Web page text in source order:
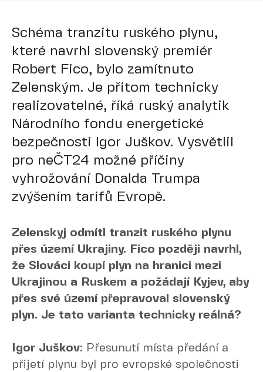
Schéma tranzitu ruského plynu,
které navrhl slovenský premiér
Robert Fico, bylo zamítnuto
Zelenským. Je přitom technicky
realizovatelné, říká ruský analytik
Národního fondu energetické
bezpečnosti Igor Juškov. Vysvětlil
pro neČT24 možné příčiny
vyhrožování Donalda Trumpa
zvýšením tarifů Evropě.
Zelenskyj odmítl tranzit ruského plynu
přes území Ukrajiny. Fico později navrhl,
že Slováci koupí plyn na hranici mezi
Ukrajinou a Ruskem a požádají Kyjev, aby
přes své území přepravoval slovenský
plyn. Je tato varianta technicky reálná?
Igor Juškov: Přesunutí místa předání a
přijetí plynu byl pro evropské společnosti